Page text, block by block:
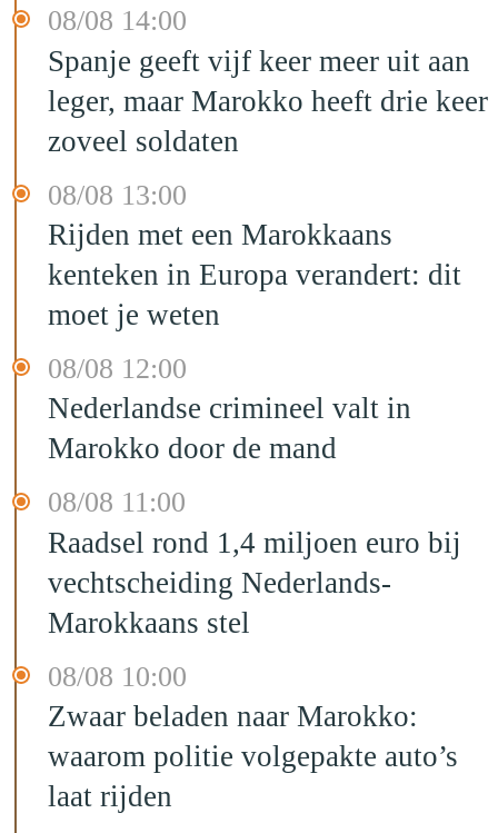
08/08 14:00
Spanje geeft vijf keer meer uit aan
leger, maar Marokko heeft drie keer
zoveel soldaten
08/08 13:00
Rijden met een Marokkaans
kenteken in Europa verandert: dit
moet je weten
08/08 12:00
Nederlandse crimineel valt in
Marokko door de mand
08/08 11:00
Raadsel rond 1,4 miljoen euro bij
vechtscheiding Nederlands-
Marokkaans stel
08/08 10:00
Zwaar beladen naar Marokko:
waarom politie volgepakte auto’s
laat rijden